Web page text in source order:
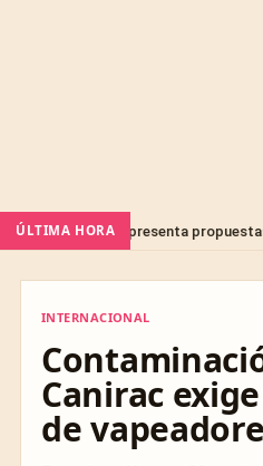
ÚLTIMA HORA
presenta propuestas para la Ley
INTERNACIONAL
Canirac
de